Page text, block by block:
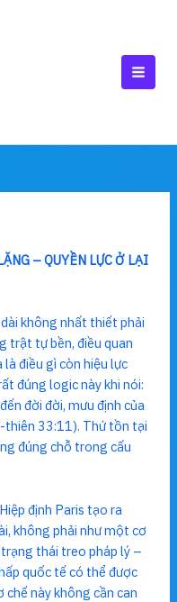
– QUYỀN LỰC Ở LẠI
không nhất thiết phải
trật tự bền, điều quan
điều gì còn hiệu lực
đúng logic này khi nói:
đời đời, mưu định của
thiên 33:11). Thứ tồn tại
đúng chỗ trong cấu
định Paris tạo ra
không phải như một cơ
thái treo pháp lý –
quốc tế có thể được
chế này không cần can